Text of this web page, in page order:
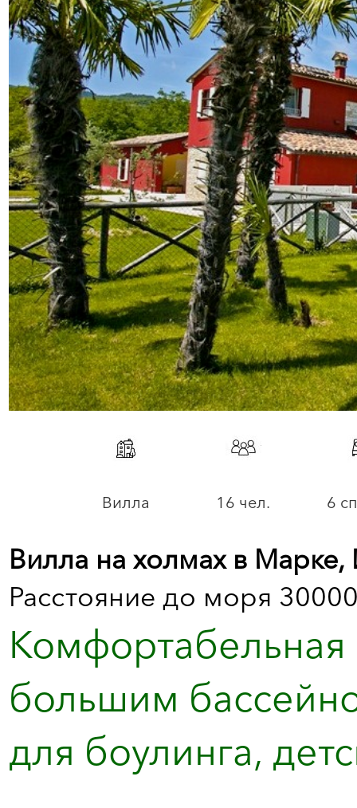
Вилла 16 чел. 6
Вилла на холмах в Марке,
Расстояние до моря
Комфортабельная
большим
для боулинга,